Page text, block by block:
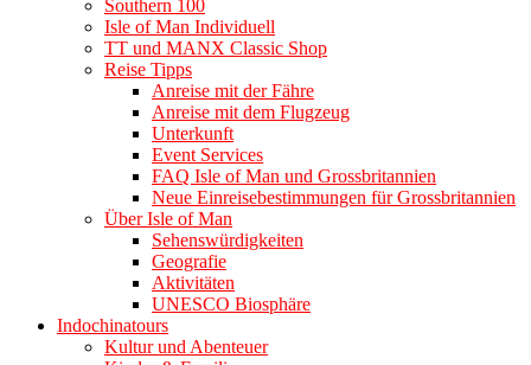
Southern 100
Isle of Man Individuell
TT und MANX Classic Shop
Reise Tipps
Anreise mit der Fähre
Anreise mit dem Flugzeug
Unterkunft
Event Services
FAQ Isle of Man und Grossbritannien
Neue Einreisebestimmungen für Grossbritannien
Über Isle of Man
Sehenswürdigkeiten
Geografie
Aktivitäten
UNESCO Biosphäre
Indochinatours
Kultur und Abenteuer